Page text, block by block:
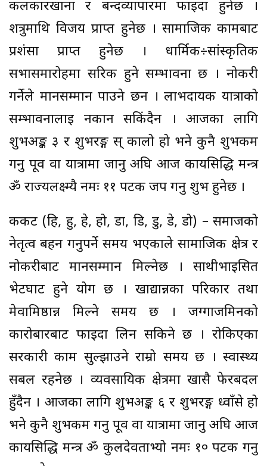
कलकारखाना र बन्दव्यापारमा फाइदा हुनेछ ।
शत्रुमाथि विजय प्राप्त हुनेछ । सामाजिक कामबाट
प्रशंसा प्राप्त हुनेछ । धार्मिक÷सांस्कृतिक
सभासमारोहमा सरिक हुने सम्भावना छ । नोकरी
गर्नेले मानसम्मान पाउने छन । लाभदायक यात्राको
सम्भावनालाई नकार्न सकिंदैन । आजका लागि
शुभअङ्क ३ र शुभरङ्ग स् कालो हो भने कुनै शुभकर्म
गर्नु पूर्व वा यात्रामा जानु अघि आज कार्यसिद्धि मन्त्र
ॐ राज्यलक्ष्म्यै नमः ११ पटक जप गर्नु शुभ हुनेछ ।
कर्कट (हि, हु, हे, हो, डा, डि, डु, डे, डो) – समाजको
नेतृत्व बहन गर्नुपर्ने समय भएकाले सामाजिक क्षेत्र र
नोकरीबाट मानसम्मान मिल्नेछ । साथीभाइसित
भेटघाट हुने योग छ । खाद्यान्नका परिकार तथा
मेवामिष्ठान्न मिल्ने समय छ । जग्गाजमिनको
कारोबारबाट फाइदा लिन सकिने छ । रोकिएका
सरकारी काम सुल्झाउने राम्रो समय छ । स्वास्थ्य
सबल रहनेछ । व्यवसायिक क्षेत्रमा खासै फेरबदल
हुँदैन । आजका लागि शुभअङ्क ६ र शुभरङ्ग ध्वाँसे हो
भने कुनै शुभकर्म गर्नु पूर्व वा यात्रामा जानु अघि आज
कार्यसिद्धि मन्त्र ॐ कुलदेवताभ्यो नमः १० पटक गर्नु